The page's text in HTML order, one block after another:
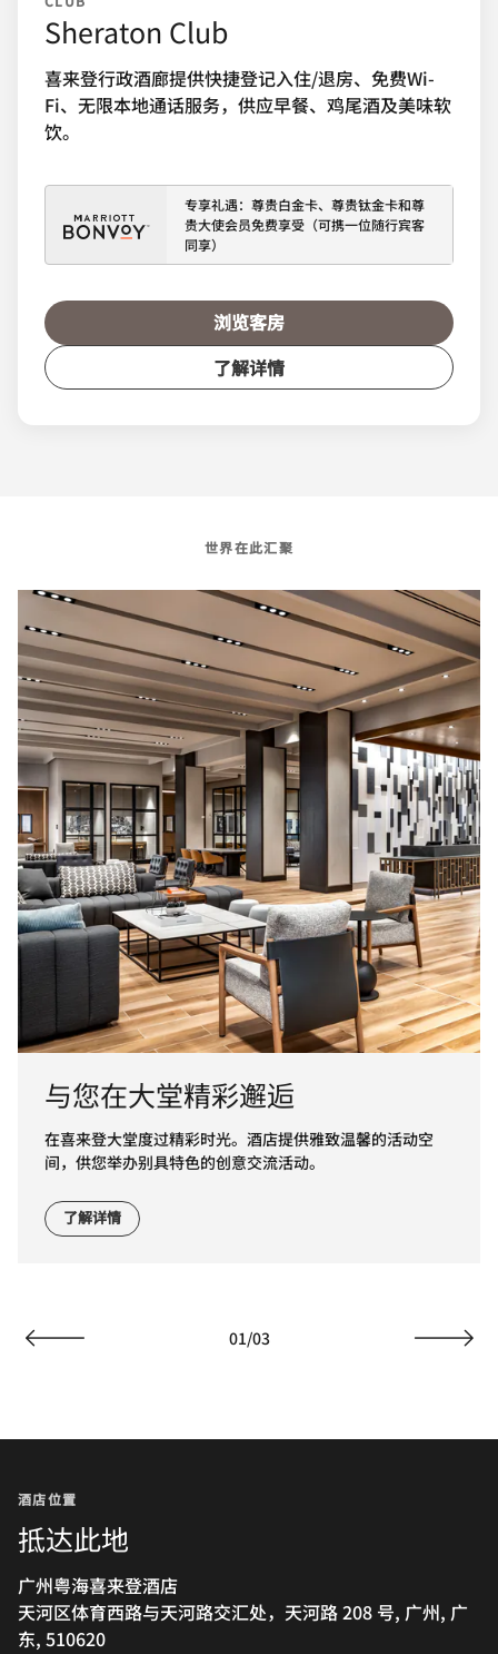
Sheraton Club
喜来登行政酒廊提供快捷登记入住/退房、免费Wi-
Fi、无限本地通话服务，供应早餐、鸡尾酒及美味软
饮。
专享礼遇：尊贵白金卡、尊贵钛金卡和尊
贵大使会员免费享受（可携一位随行宾客
同享）
浏览客房
了解详情
世界在此汇聚
与您在大堂精彩邂逅
在喜来登大堂度过精彩时光。酒店提供雅致温馨的活动空
间，供您举办别具特色的创意交流活动。
了解详情
01/03
酒店位置
抵达此地
广州粤海喜来登酒店
天河区体育西路与天河路交汇处，天河路 208 号, 广州, 广
东, 510620